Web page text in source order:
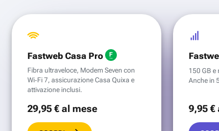
Fastweb Casa Pro
Fibra ultraveloce, Modem Seven con
Wi‑Fi 7, assicurazione Casa Quixa e
attivazione inclusi.
29,95 €al mese
150 GB e
Anche in
9,95 €